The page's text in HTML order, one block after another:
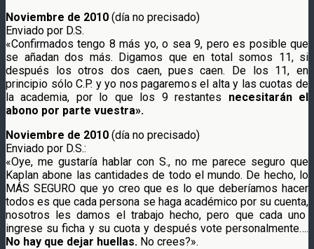
Noviembre de 2010 (día no precisado)
Enviado por D.S.
«Confirmados tengo 8 más yo, o sea 9, pero es posible que
se añadan dos más. Digamos que en total somos 11, si
después los otros dos caen, pues caen. De los 11, en
principio sólo C.P. y yo nos pagaremos el alta y las cuotas de
la academia, por lo que los 9 restantes necesitarán el
abono por parte vuestra».
Noviembre de 2010 (día no precisado)
Enviado por D.S.:
«Oye, me gustaría hablar con S., no me parece seguro que
Kaplan abone las cantidades de todo el mundo. De hecho, lo
MÁS SEGURO que yo creo que es lo que deberíamos hacer
todos es que cada persona se haga académico por su cuenta,
nosotros les damos el trabajo hecho, pero que cada uno
ingrese su ficha y su cuota y después vote personalmente….
No hay que dejar huellas. No crees?».